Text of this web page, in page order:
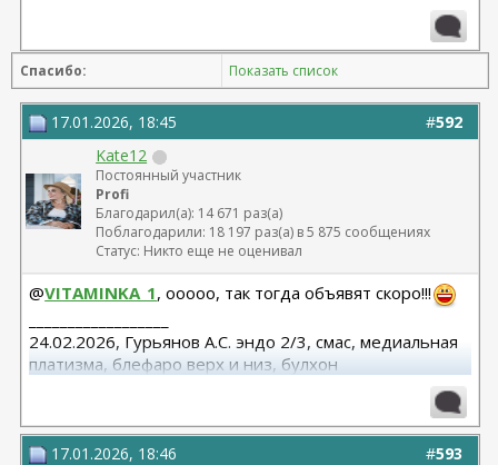
Грудь - ментор 325 сс+ высокий профиль.База 11,5 от
06.04.2023
Липосакция подбородка 18.12.2023
Спасибо: Показать список
#592
17.01.2026, 18:45
Kate12
Постоянный участник
Profi
Благодарил(а): 14 671 раз(а)
Поблагодарили: 18 197 раз(а) в 5 875 сообщениях
Статус: Никто еще не оценивал
@VITAMINKA_1, ооооо, так тогда объявят скоро!!!
24.02.2026, Гурьянов А.С. эндо 2/3, смас, медиальная
платизма, блефаро верх и низ, булхон
08.2015, allergan 240, 255. Аврамович А.Г., Клиника СЛ
(молодости и красоты)
#593
17.01.2026, 18:46